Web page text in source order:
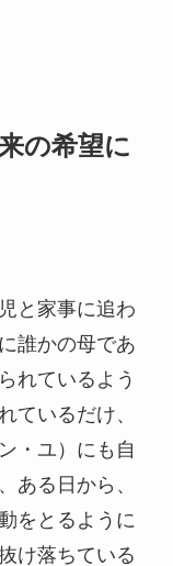
の希望に
と家事に追わ
誰かの母であ
れているよう
ているだけ、
・ユ）にも自
ある日から、
をとるように
け落ちている